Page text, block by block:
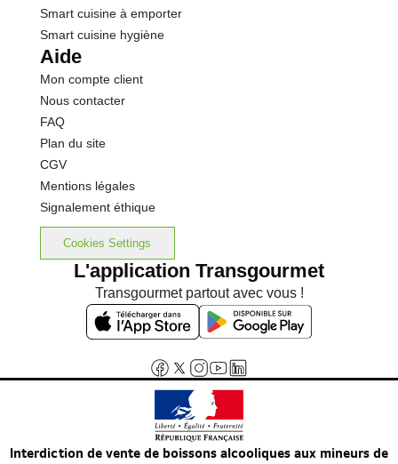
Smart cuisine à emporter
Smart cuisine hygiène
Aide
Mon compte client
Nous contacter
FAQ
Plan du site
CGV
Mentions légales
Signalement éthique
Cookies Settings
L'application Transgourmet
Transgourmet partout avec vous !
Interdiction de vente de boissons alcooliques aux mineurs de